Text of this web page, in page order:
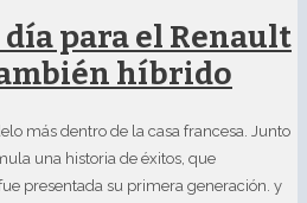
día para el Renault
híbrido
más dentro de la casa francesa. Junto
una historia de éxitos, que
presentada su primera generación. y